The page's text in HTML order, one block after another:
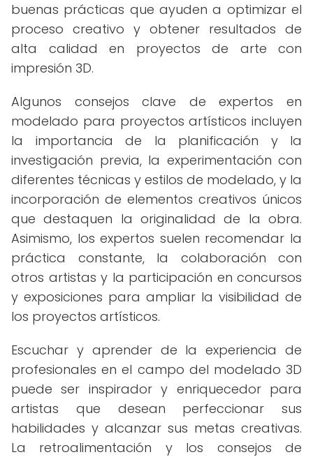
buenas prácticas que ayuden a optimizar el
proceso creativo y obtener resultados de
alta calidad en proyectos de arte con
impresión 3D.
Algunos consejos clave de expertos en
modelado para proyectos artísticos incluyen
la importancia de la planificación y la
investigación previa, la experimentación con
diferentes técnicas y estilos de modelado, y la
incorporación de elementos creativos únicos
que destaquen la originalidad de la obra.
Asimismo, los expertos suelen recomendar la
práctica constante, la colaboración con
otros artistas y la participación en concursos
y exposiciones para ampliar la visibilidad de
los proyectos artísticos.
Escuchar y aprender de la experiencia de
profesionales en el campo del modelado 3D
puede ser inspirador y enriquecedor para
artistas que desean perfeccionar sus
habilidades y alcanzar sus metas creativas.
La retroalimentación y los consejos de